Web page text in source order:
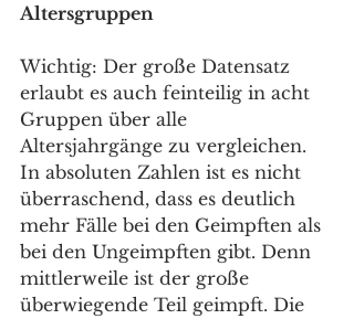
Altersgruppen
Wichtig: Der große Datensatz
erlaubt es auch feinteilig in acht
Gruppen über alle
Altersjahrgänge zu vergleichen.
In absoluten Zahlen ist es nicht
überraschend, dass es deutlich
mehr Fälle bei den Geimpften als
bei den Ungeimpften gibt. Denn
mittlerweile ist der große
überwiegende Teil geimpft. Die